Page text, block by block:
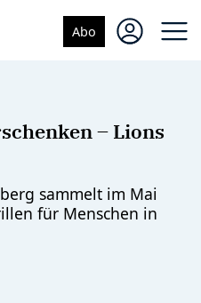
Abo
– Lions
sammelt im Mai
für Menschen in